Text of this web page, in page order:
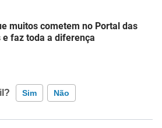
muitos cometem no Portal das
e faz toda a diferença
Sim Não